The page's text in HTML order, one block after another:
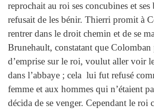
reprochait au roi ses concubines et ses
refusait de les bénir. Thierri promit à
rentrer dans le droit chemin et de se
Brunehault, constatant que Colomban
d’emprise sur le roi, voulut aller voir
dans l’abbaye ; cela lui fut refusé
femme et aux hommes qui n’étaient
décida de se venger. Cependant le roi